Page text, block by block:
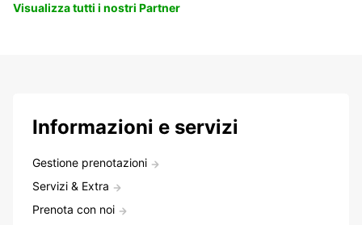
Visualizza tutti i nostri Partner
Informazioni e servizi
Gestione prenotazioni
Servizi & Extra
Prenota con noi